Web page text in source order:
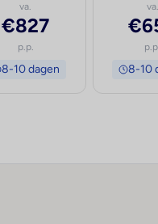
va.
€827
p.p.
8-10 dagen
va.
8-10